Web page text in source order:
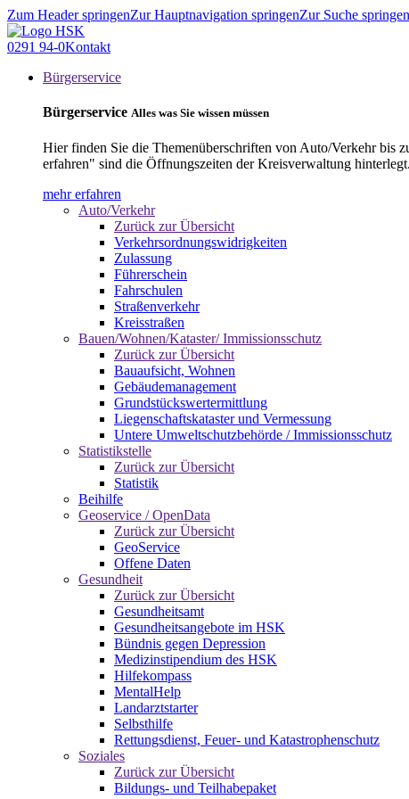
Zum Header springenZur Hauptnavigation springenZur Suche springen
0291 94-0Kontakt
Bürgerservice
Bürgerservice Alles was Sie wissen müssen
Hier finden Sie die Themenüberschriften von Auto/Verkehr bis
erfahren" sind die Öffnungszeiten der Kreisverwaltung hinterlegt.
mehr erfahren
Auto/Verkehr
Zurück zur Übersicht
Verkehrsordnungswidrigkeiten
Zulassung
Führerschein
Fahrschulen
Straßenverkehr
Kreisstraßen
Bauen/Wohnen/Kataster/ Immissionsschutz
Zurück zur Übersicht
Bauaufsicht, Wohnen
Gebäudemanagement
Grundstückswertermittlung
Liegenschaftskataster und Vermessung
Untere Umweltschutzbehörde / Immissionsschutz
Statistikstelle
Zurück zur Übersicht
Statistik
Beihilfe
Geoservice / OpenData
Zurück zur Übersicht
GeoService
Offene Daten
Gesundheit
Zurück zur Übersicht
Gesundheitsamt
Gesundheitsangebote im HSK
Bündnis gegen Depression
Medizinstipendium des HSK
Hilfekompass
MentalHelp
Landarztstarter
Selbsthilfe
Rettungsdienst, Feuer- und Katastrophenschutz
Soziales
Zurück zur Übersicht
Bildungs- und Teilhabepaket